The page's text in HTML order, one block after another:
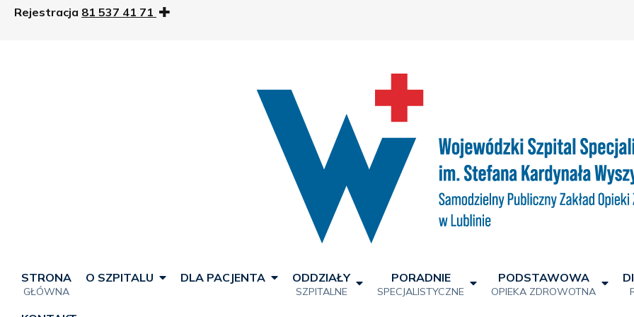
Rejestracja 81 537 41 71
STRONA
GŁÓWNA
O SZPITALU DLA PACJENTA ODDZIAŁY
SZPITALNE
PORADNIE
SPECJALISTYCZNE
PODSTAWOWA
OPIEKA ZDROWOTNA